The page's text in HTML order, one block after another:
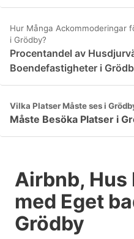
Hur Många Ackommoderingar
i Grödby?
Procentandel av
Boendefastigheter i
Vilka Platser Måste ses i
Måste Besöka Platser i
Airbnb, Hus
med Eget
Grödby